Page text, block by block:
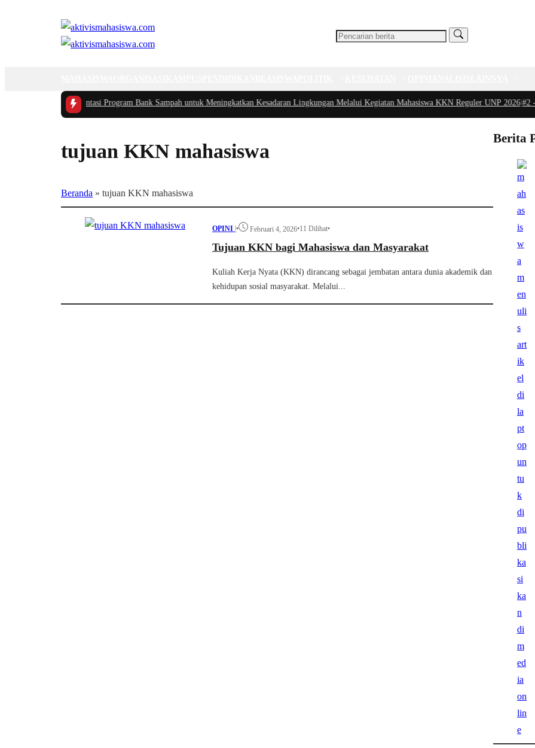
dan Implementasi Program Bank Sampah untuk Meningkatkan Kesadaran Lingkungan Melalui Kegiatan Mahasiswa KKN Reguler UNP 2026|#2 -
tujuan KKN mahasiswa
Beranda » tujuan KKN mahasiswa
OPINI |• Februari 4, 2026•11 Dilihat•
Tujuan KKN bagi Mahasiswa dan Masyarakat
Kuliah Kerja Nyata (KKN) dirancang sebagai jembatan antara dunia akademik dan
kehidupan sosial masyarakat. Melalui...
Berita